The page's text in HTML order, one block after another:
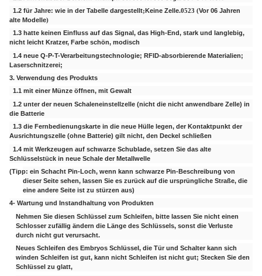
1.2 für Jahre: wie in der Tabelle dargestellt;Keine Zelle.0523 (Vor 06 Jahren
alte Modelle)
1.3 hatte keinen Einfluss auf das Signal, das High-End, stark und langlebig,
nicht leicht Kratzer, Farbe schön, modisch
1.4 neue Q-P-T-Verarbeitungstechnologie; RFID-absorbierende Materialien;
Laserschnitzerei;
3. Verwendung des Produkts
1.1 mit einer Münze öffnen, mit Gewalt
1.2 unter der neuen Schaleneinstellzelle (nicht die nicht anwendbare Zelle) in
die Batterie
1.3 die Fernbedienungskarte in die neue Hülle legen, der Kontaktpunkt der
Ausrichtungszelle (ohne Batterie) gilt nicht, den Deckel schließen
1.4 mit Werkzeugen auf schwarze Schublade, setzen Sie das alte
Schlüsselstück in neue Schale der Metallwelle
(Tipp: ein Schacht Pin-Loch, wenn kann schwarze Pin-Beschreibung von
dieser Seite sehen, lassen Sie es zurück auf die ursprüngliche Straße, die
eine andere Seite ist zu stürzen aus)
4- Wartung und Instandhaltung von Produkten
Nehmen Sie diesen Schlüssel zum Schleifen, bitte lassen Sie nicht einen
Schlosser zufällig ändern die Länge des Schlüssels, sonst die Verluste
durch nicht gut verursacht.
Neues Schleifen des Embryos Schlüssel, die Tür und Schalter kann sich
winden Schleifen ist gut, kann nicht Schleifen ist nicht gut; Stecken Sie den
Schlüssel zu glatt,